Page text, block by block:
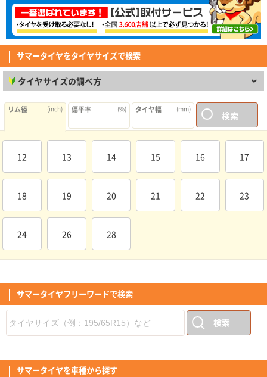
サマータイヤをタイヤサイズで検索
タイヤサイズの調べ方
リム径 (inch) 偏平率 (%) タイヤ幅 (mm)
検索
12 13 14 15 16 17
18 19 20 21 22 23
24 26 28
サマータイヤフリーワードで検索
検索
サマータイヤを車種から探す
(5.00点)tom*******さん
RADAR Dimax R8+ 255/40R19.Z 100Y XL
このタイヤ、価格の割にたいへんグリップの良い感じ。 乗り心地も良いで
す。 前輪と後輪のタイヤサイズが違う車に装着しました。
(4.00点)shu*******さん
MINERVA F205 195/45R17.Z 85W XL
で泣く泣く4本交換。 口コミの良いミネルバを購入して履いた所、コスパ良
すぎでは！？と感動するくらい良かったです。 まだ交換して2週間程なので
評価はオール4にしておきました。 これはお勧めですよ。
(5.00点)tak*******さん
CEAT EcoDrive 185/65R15 92T XL
対応が早くて良かった
(4.33点)パナマニさん
CEAT SecuraDrive 215/55R18 99V XL
トータルバランスとコスパに優れたコンフォートタイヤ。 キビキビとした
敏捷性はないものの、しっとりとした走行感で疲れにくく反応が曖昧過ぎる
こともない。 ドライの高速コーナーでは路面に吸い付く様にグリップし不
安感無し。 外部からの入力をパンと跳ね返すというよりも、マイルドにい
なす方向の性格に感じる。 標準的な静粛性は確保されており、トンネル内
でも変なパターンノイズなし。オーディオも普通に視聴可能。 デミング大
(4.10点)
gua*******さん
履いたことがないので、一番 静かなタイヤは、Michelinと思っていました
が、 それを上回る静粛性が、この値段で買える事に、 びっくりしておりま
す。 乗り心地に関しては、若干、跳ねる感じはありますが、 気になるほど
の事でもないです。 燃費性能に関しては、若干落ちた感じもありますが、
夏場ということもあり、エアコンの関係もあるかも しれません。 高速性の
に関しては、高速道路を、利用していない為、 評価していません 想像して
(4.86点)hid*******さん
NANKANG NS-20 195/50R16 88V XL
前回はKUMHOのタイヤだったのですが、タイヤこうか交換してみて安定感
や静粛性などとても良かったです。 価格も安くコスパは最高だと思いま
MAXTREK MAXIMUS M2 205/60R16 92V